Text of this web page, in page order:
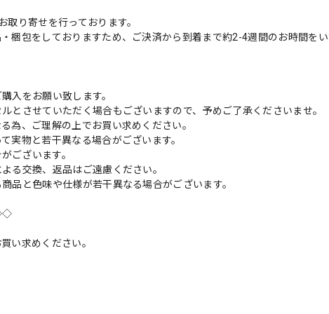
り寄せを行っております。
梱包をしておりますため、ご決済から到着まで約2-4週間のお時間を
入をお願い致します。
とさせていただく場合もございますので、予めご了承くださいませ。
為、ご理解の上でお買い求めください。
実物と若干異なる場合がございます。
ございます。
る交換、返品はご遠慮ください。
品と色味や仕様が若干異なる場合がございます。
い求めください。